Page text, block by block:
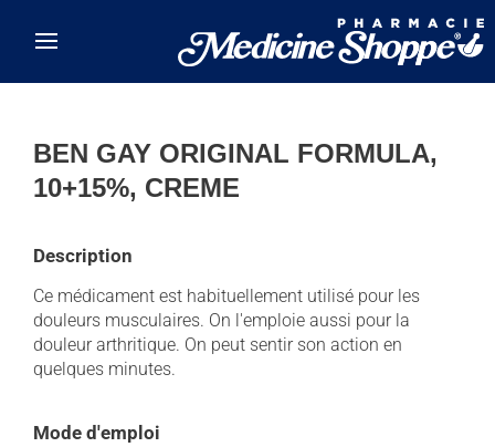
BEN GAY ORIGINAL FORMULA,
10+15%, CREME
Description
Ce médicament est habituellement utilisé pour les
douleurs musculaires. On l'emploie aussi pour la
douleur arthritique. On peut sentir son action en
quelques minutes.
Mode d'emploi